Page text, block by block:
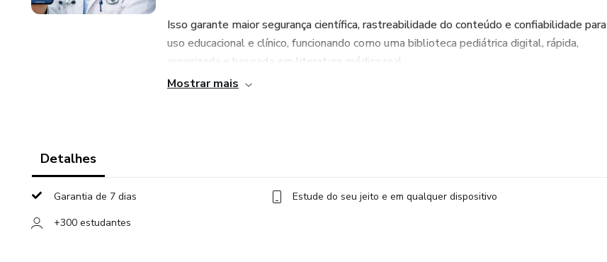
Isso garante maior segurança científica, rastreabilidade do conteúdo e confiabilidade para
uso educacional e clínico, funcionando como uma biblioteca pediátrica digital, rápida,
organizada e baseada em literatura médica real.
Mostrar mais
Detalhes
Garantia de 7 dias
Estude do seu jeito e em qualquer dispositivo
+300 estudantes